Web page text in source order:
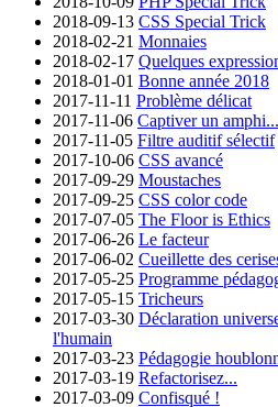
2018-09-13 CSS Special Trick
2018-02-21 Monnaies
2018-02-17 Quelques
2018-01-01 Bonne année 2018
2017-11-11 Problème délicat
2017-11-06 Captiver un amphi...
2017-11-05 Filtre auditif sélectif
2017-10-06 CSS avancé
2017-09-29 Moustaches
2017-09-25 CSS color code
2017-07-05 The Floor is Ethics
2017-06-26 Le facteur
2017-06-02 Cueillette des
2017-05-25 Programme
2017-05-15 Tricheurs
2017-03-30 Déclaration
l'humain
2017-03-23 Pédagogie
2017-03-19 Refactorisez...
2017-03-09 Confisqué !